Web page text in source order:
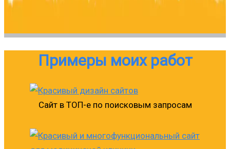
Примеры моих работ
Сайт в ТОП-е по поисковым запросам